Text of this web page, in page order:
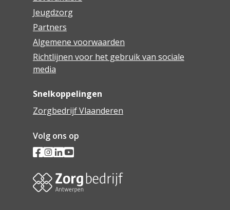
Jeugdzorg
Partners
Algemene voorwaarden
Richtlijnen voor het gebruik van sociale
media
Snelkoppelingen
Zorgbedrijf Vlaanderen
Volg ons op